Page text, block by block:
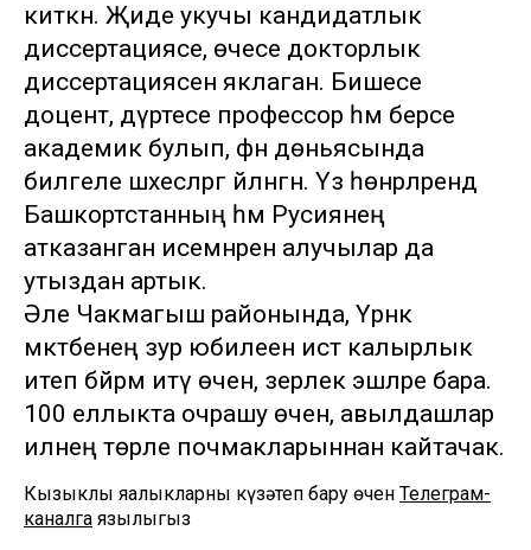
киткән. Җиде укучы кандидатлык
диссертациясе, өчесе докторлык
диссертациясен яклаган. Бишесе
доцент, дүртесе профессор һәм берсе
академик булып, фән дөньясында
билгеле шәхесләргә әйләнгән. Үз һөнәрләрендә
Башкортстанның һәм Русиянең
атказанган исемнәрен алучылар да
утыздан артык.
Әле Чакмагыш районында, Үрнәк
мәктәбенең зур юбилеен истә калырлык
итеп бәйрәм итү өчен, әзерлек эшләре бара.
100 еллыкта очрашу өчен, авылдашлар
илнең төрле почмакларыннан кайтачак.
Кызыклы яңалыкларны күзәтеп бару өчен Телеграм-
каналга язылыгыз